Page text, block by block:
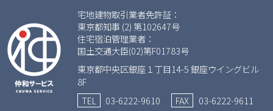
宅地建物取引業者免許証：
東京都知事 (2) 第102647号
住宅宿泊管理業者：
国土交通大臣(02)第F01783号
東京都中央区銀座１丁目14-5 銀座ウイングビル
8F
TEL
03-6222-9610 FAX 03-6222-9611